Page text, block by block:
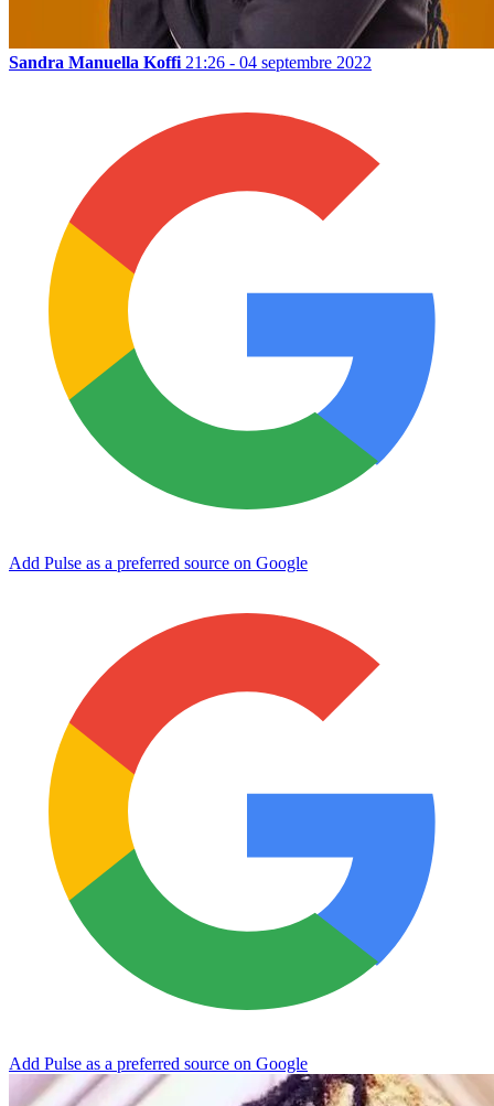
Sandra Manuella Koffi 21:26 - 04 septembre 2022
Add Pulse as a preferred source on Google
Add Pulse as a preferred source on Google